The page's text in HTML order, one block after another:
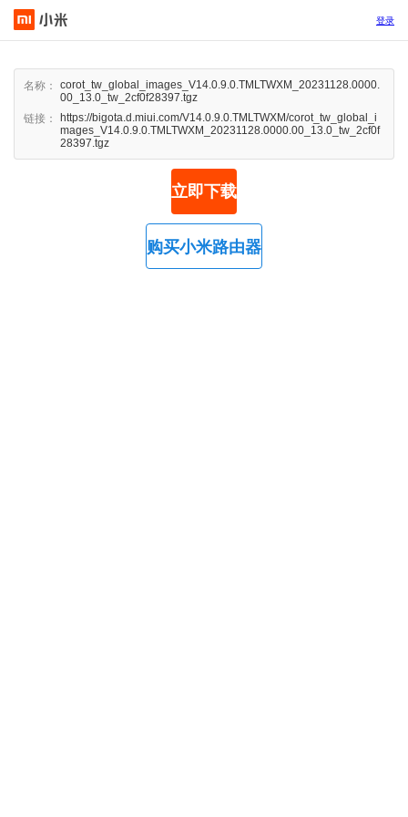
登录
名称：
corot_tw_global_images_V14.0.9.0.TMLTWXM_20231128.0000.
00_13.0_tw_2cf0f28397.tgz
链接：
https://bigota.d.miui.com/V14.0.9.0.TMLTWXM/corot_tw_global_i
mages_V14.0.9.0.TMLTWXM_20231128.0000.00_13.0_tw_2cf0f
28397.tgz
立即下载
购买小米路由器